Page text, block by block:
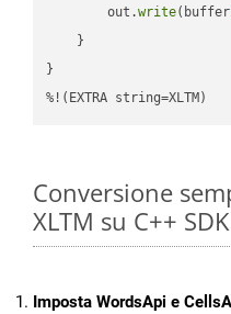
        out.
write
    }
}
%!(EXTRA string=XLTM)
Conversione
XLTM su C++ SDK
Imposta WordsApi e